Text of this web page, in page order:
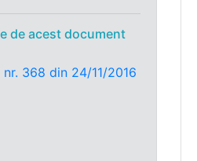
de acest document
nr. 368 din 24/11/2016